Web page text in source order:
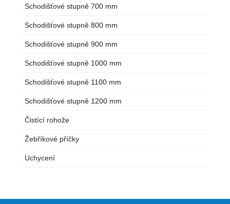
Schodišťové stupně 700 mm
Schodišťové stupně 800 mm
Schodišťové stupně 900 mm
Schodišťové stupně 1000 mm
Schodišťové stupně 1100 mm
Schodišťové stupně 1200 mm
Čistící rohože
Žebříkové příčky
Uchycení